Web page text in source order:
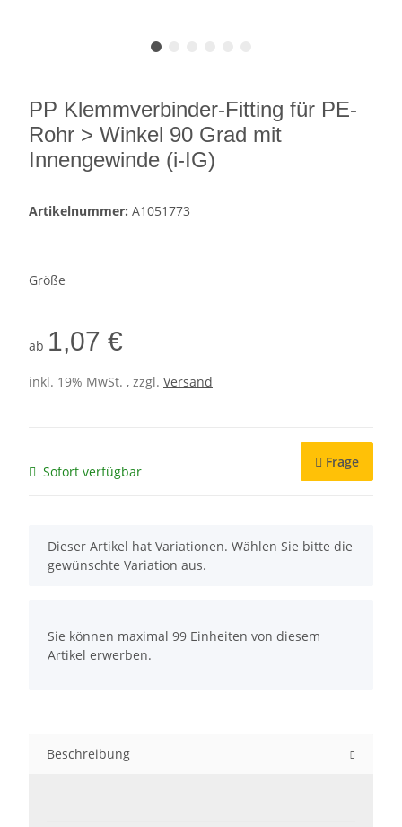
PP Klemmverbinder-Fitting für PE-
Rohr > Winkel 90 Grad mit
Innengewinde (i-IG)
Artikelnummer: A1051773
Größe
ab 1,07 €
inkl. 19% MwSt. , zzgl. Versand
Sofort verfügbar
Frage
x
Dieser Artikel hat Variationen. Wählen Sie bitte die
gewünschte Variation aus.
Sie können maximal 99 Einheiten von diesem
Artikel erwerben.
Beschreibung